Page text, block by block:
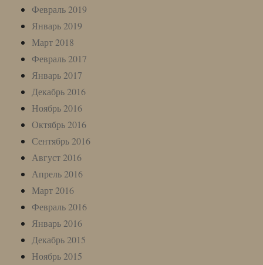
Февраль 2019
Январь 2019
Март 2018
Февраль 2017
Январь 2017
Декабрь 2016
Ноябрь 2016
Октябрь 2016
Сентябрь 2016
Август 2016
Апрель 2016
Март 2016
Февраль 2016
Январь 2016
Декабрь 2015
Ноябрь 2015